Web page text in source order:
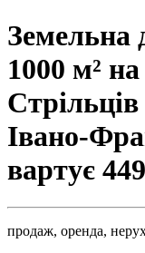
Земельна
1000 м²
Стрільців
Івано-
вартує
продаж, оренда,